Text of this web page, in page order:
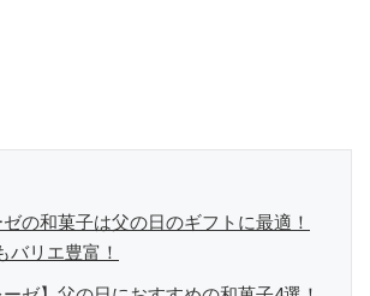
の和菓子は父の日のギフトに最適！
バリエ豊富！